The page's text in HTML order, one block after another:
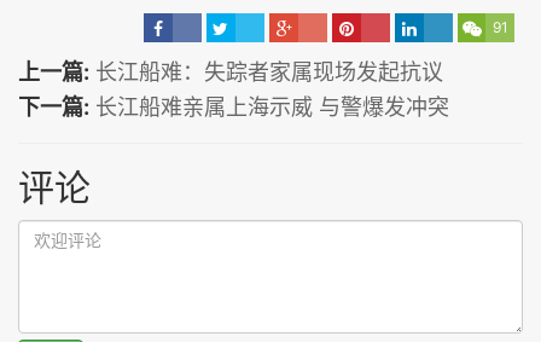
91
上一篇: 长江船难：失踪者家属现场发起抗议
下一篇: 长江船难亲属上海示威 与警爆发冲突
评论